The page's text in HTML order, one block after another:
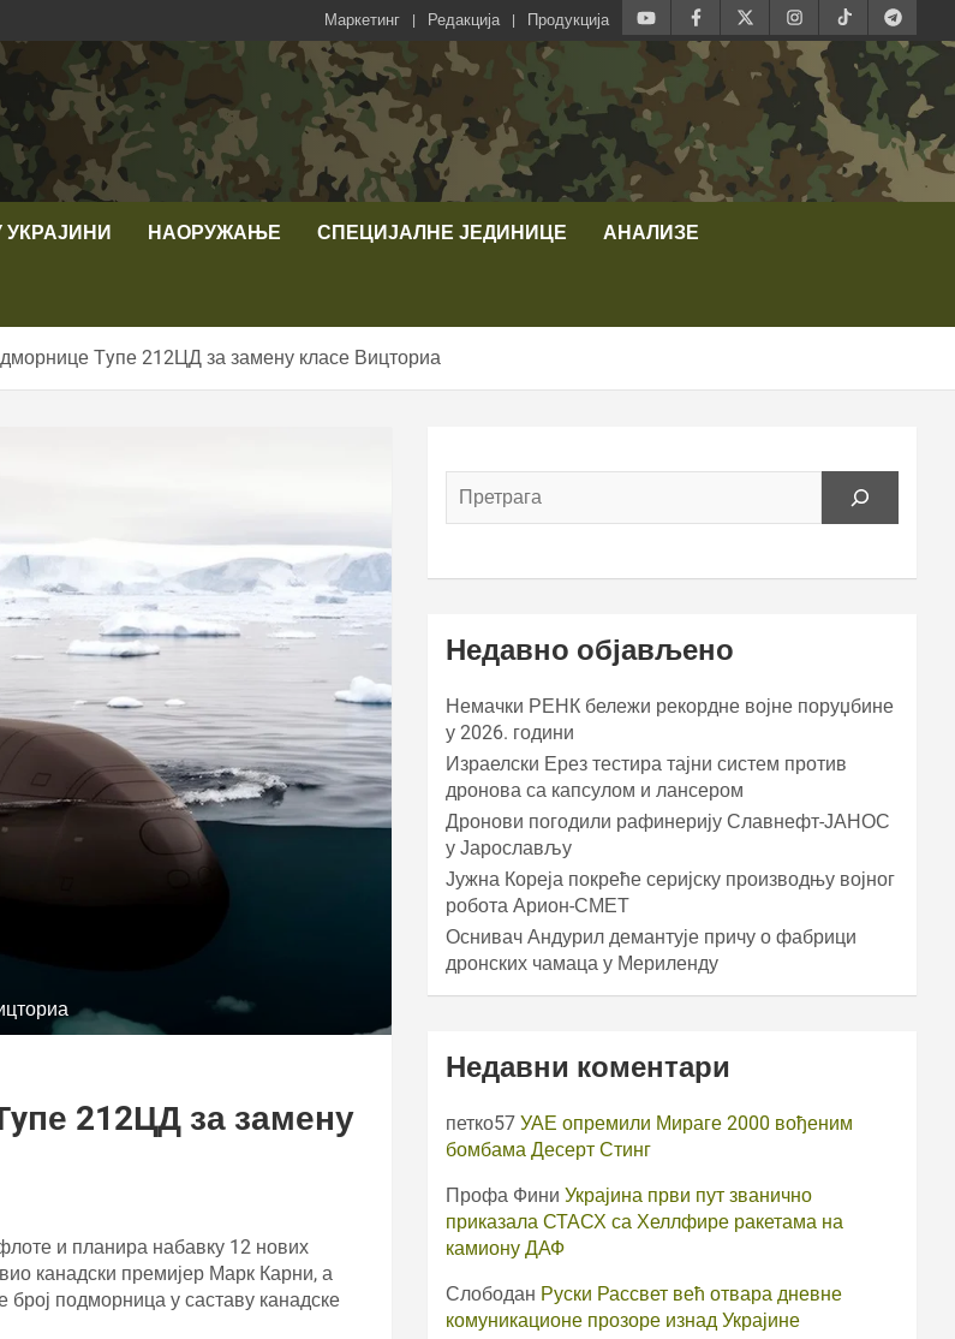
Маркетинг Редакција Продукција
УКРАЈИНИ НАОРУЖАЊЕ СПЕЦИЈАЛНЕ ЈЕДИНИЦЕ АНАЛИЗЕ
Тyпе 212ЦД за замену класе Вицториа
212ЦД за замену
и планира набавку 12 нових
канадски премијер Марк Карни, а
број подморница у саставу канадске
Недавно објављено
Немачки РЕНК бележи рекордне војне поруџбине
у 2026. години
Израелски Ерез тестира тајни систем против
дронова са капсулом и лансером
Дронови погодили рафинерију Славнефт-ЈАНОС
у Јарослављу
Јужна Кореја покреће серијску производњу војног
робота Арион-СМЕТ
Оснивач Андурил демантује причу о фабрици
дронских чамаца у Мериленду
Недавни коментари
петко57 УАЕ опремили Мираге 2000 вођеним
бомбама Десерт Стинг
Профа Фини Украјина први пут званично
приказала СТАСХ са Хеллфире ракетама на
камиону ДАФ
Слободан Руски Рассвет већ отвара дневне
комуникационе прозоре изнад Украјине